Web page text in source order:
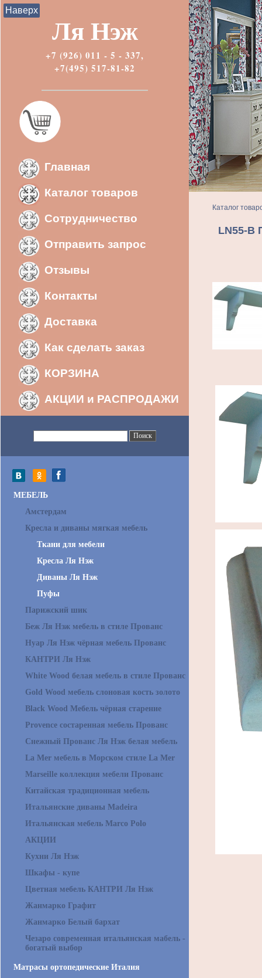
Ля Нэж
+7 (926) 011 - 5 - 337,
+7(495) 517-81-82
Главная
Каталог товаров
Сотрудничество
Отправить запрос
Отзывы
Контакты
Доставка
Как сделать заказ
КОРЗИНА
АКЦИИ и РАСПРОДАЖИ
МЕБЕЛЬ
Амстердам
Кресла и диваны мягкая мебель
Ткани для мебели
Кресла Ля Нэж
Диваны Ля Нэж
Пуфы
Парижский шик
Беж Ля Нэж мебель в стиле Прованс
Нуар Ля Нэж чёрная мебель Прованс
КАНТРИ Ля Нэж
White Wood белая мебель в стиле Прованс
Gold Wood мебель слоновая кость золото
Black Wood Мебель чёрная старение
Provence состаренная мебель Прованс
Снежный Прованс Ля Нэж белая мебель
La Mer мебель в Морском стиле La Mer
Marseille коллекция мебели Прованс
Китайская традиционная мебель
Итальянские диваны Madeira
Итальянская мебель Marco Polo
АКЦИИ
Кухни Ля Нэж
Шкафы - купе
Цветная мебель КАНТРИ Ля Нэж
Жанмарко Графит
Жанмарко Белый бархат
Чезаро современная итальянская мабель -
богатый выбор
Матрасы ортопедические Италия
Каталог
LN55-B
Наверх